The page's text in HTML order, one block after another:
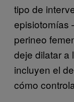
tipo de
episiotomías
perineo
deje dilatar a
incluyen el
cómo